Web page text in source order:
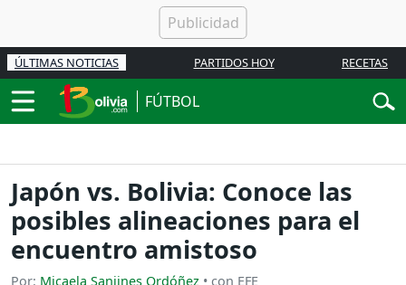
ÚLTIMAS NOTICIAS PARTIDOS HOY RECETAS
FÚTBOL
Japón vs. Bolivia: Conoce las
posibles alineaciones para el
encuentro amistoso
Por: Micaela Sanjines Ordóñez • con EFE